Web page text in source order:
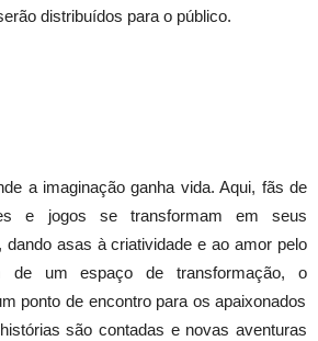
distribuídos para o público.
a imaginação ganha vida. Aqui, fãs de
e jogos se transformam em seus
dando asas à criatividade e ao amor pelo
de um espaço de transformação, o
ponto de encontro para os apaixonados
são contadas e novas aventuras